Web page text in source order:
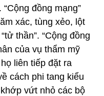
đồng mạng”
xác, tùng xẻo, lột
thần”. “Cộng đồng
của vụ thẩm mỹ
liên tiếp đặt ra
cách phi tang kiểu
vứt nhỏ các bộ